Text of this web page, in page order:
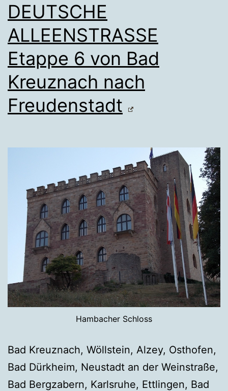
DEUTSCHE
ALLEENSTRASSE
Etappe 6 von Bad
Kreuznach nach
Freudenstadt
Hambacher Schloss
Bad Kreuznach, Wöllstein, Alzey, Osthofen,
Bad Dürkheim, Neustadt an der Weinstraße,
Bad Bergzabern, Karlsruhe, Ettlingen, Bad